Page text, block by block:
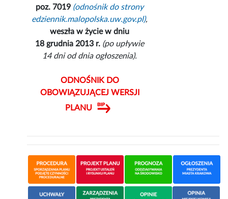
poz. 7019 (odnośnik do strony
edziennik.malopolska.uw.gov.pl),
weszła w życie w dniu
18 grudnia 2013 r. (po upływie
14 dni od dnia ogłoszenia).
ODNOŚNIK DO
OBOWIĄZUJĄCEJ WERSJI
PLANU